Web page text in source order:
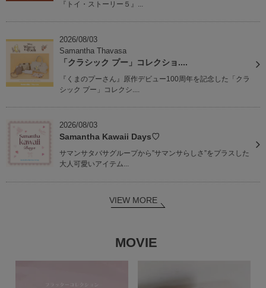
『トイ・ストーリー５』...
2026/08/03
Samantha Thavasa
「クラシック プー」コレクショ....
『くまのプーさん』原作デビュー100周年を記念した「クラ
シック プー」コレクシ....
2026/08/03
Samantha Kawaii Days♡
サマンサタバサグループから”サマンサらしさ”をプラスした
大人可愛いアイテム...
VIEW MORE
MOVIE